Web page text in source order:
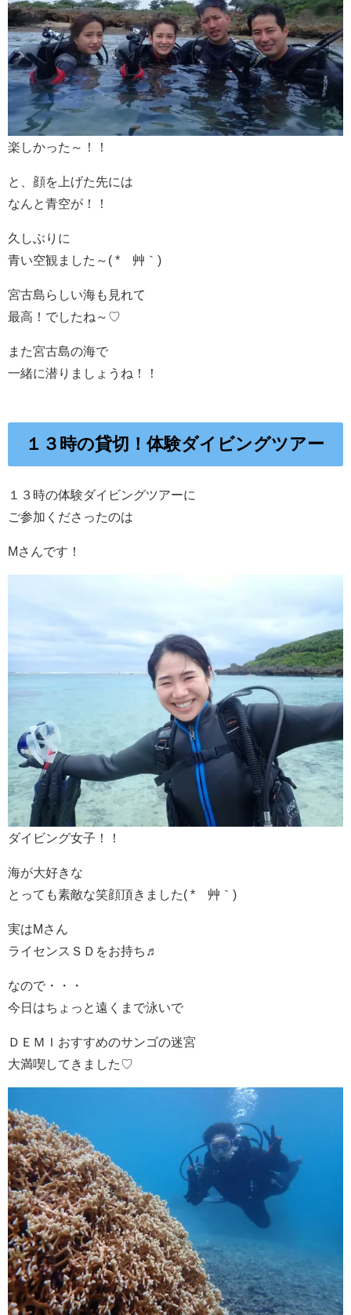
楽しかった～！！
と、顔を上げた先には
なんと青空が！！
久しぶりに
青い空観ました～( *´艸｀)
宮古島らしい海も見れて
最高！でしたね～♡
また宮古島の海で
一緒に潜りましょうね！！
１３時の貸切！体験ダイビングツアー
１３時の体験ダイビングツアーに
ご参加くださったのは
Mさんです！
ダイビング女子！！
海が大好きな
とっても素敵な笑顔頂きました( *´艸｀)
実はMさん
ライセンスＳＤをお持ち♬
なので・・・
今日はちょっと遠くまで泳いで
ＤＥＭＩおすすめのサンゴの迷宮
大満喫してきました♡